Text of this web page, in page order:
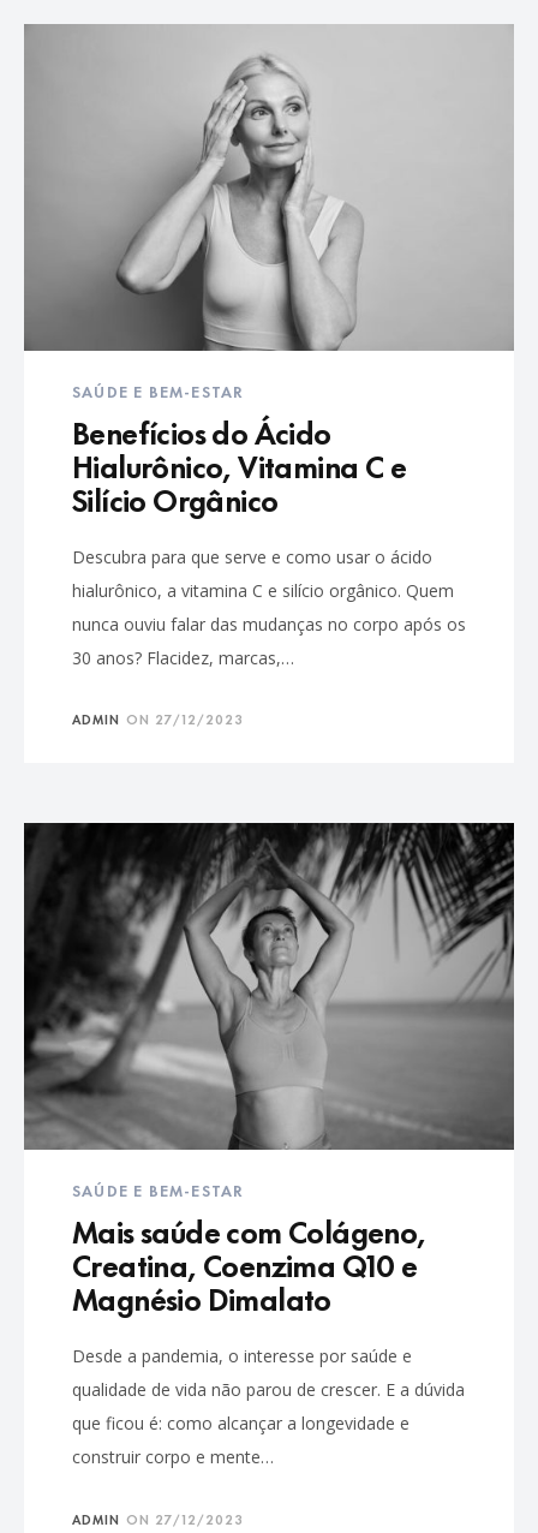
SAÚDE E BEM-ESTAR
Benefícios do Ácido
Hialurônico, Vitamina C e
Silício Orgânico
Descubra para que serve e como usar o ácido
hialurônico, a vitamina C e silício orgânico. Quem
nunca ouviu falar das mudanças no corpo após os
30 anos? Flacidez, marcas,…
ADMIN ON 27/12/2023
SAÚDE E BEM-ESTAR
Mais saúde com Colágeno,
Creatina, Coenzima Q10 e
Magnésio Dimalato
Desde a pandemia, o interesse por saúde e
qualidade de vida não parou de crescer. E a dúvida
que ficou é: como alcançar a longevidade e
construir corpo e mente…
ADMIN ON 27/12/2023